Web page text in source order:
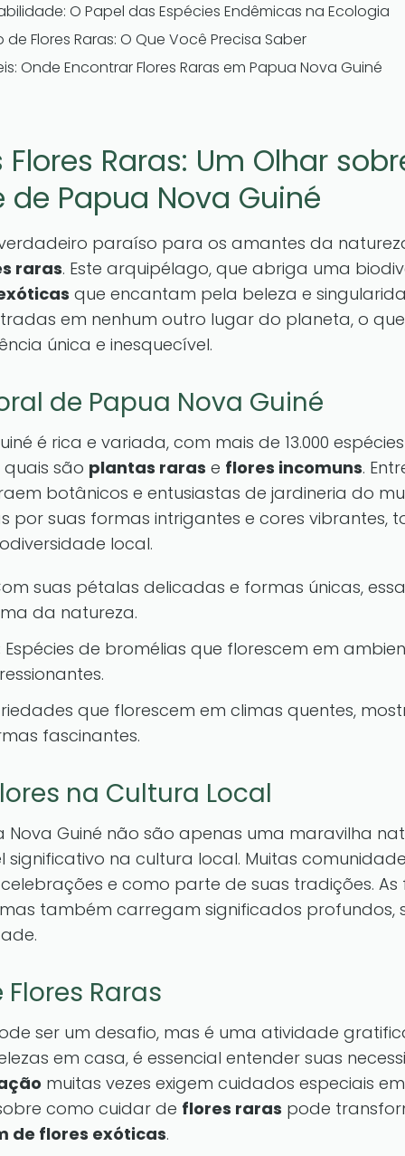
O Papel das Espécies Endêmicas na Ecologia
Flores Raras: O Que Você Precisa Saber
Onde Encontrar Flores Raras em Papua Nova Guiné
Raras: Um Olhar
Papua Nova Guiné
paraíso para os amantes da
raras. Este arquipélago, que abriga uma
que encantam pela beleza e
em nenhum outro lugar do planeta, o
única e inesquecível.
de Papua Nova Guiné
é rica e variada, com mais de 13.000
são plantas raras e flores incomuns.
botânicos e entusiastas de jardineria do
por suas formas intrigantes e cores vibrantes,
local.
suas pétalas delicadas e formas únicas,
da natureza.
Espécies de bromélias que florescem em
que florescem em climas quentes,
fascinantes.
na Cultura Local
Guiné não são apenas uma maravilha
na cultura local. Muitas
e como parte de suas tradições.
também carregam significados profundos,
Raras
ser um desafio, mas é uma atividade
em casa, é essencial entender suas
muitas vezes exigem cuidados especiais
como cuidar de flores raras pode
de flores exóticas.